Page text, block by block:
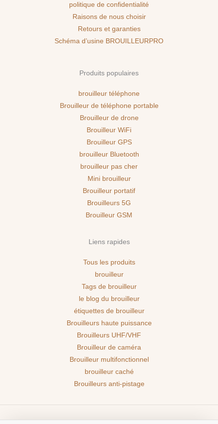
politique de confidentialité
Raisons de nous choisir
Retours et garanties
Schéma d’usine BROUILLEURPRO
Produits populaires
brouilleur téléphone
Brouilleur de téléphone portable
Brouilleur de drone
Brouilleur WiFi
Brouilleur GPS
brouilleur Bluetooth
brouilleur pas cher
Mini brouilleur
Brouilleur portatif
Brouilleurs 5G
Brouilleur GSM
Liens rapides
Tous les produits
brouilleur
Tags de brouilleur
le blog du brouilleur
étiquettes de brouilleur
Brouilleurs haute puissance
Brouilleurs UHF/VHF
Brouilleur de caméra
Brouilleur multifonctionnel
brouilleur caché
Brouilleurs anti-pistage